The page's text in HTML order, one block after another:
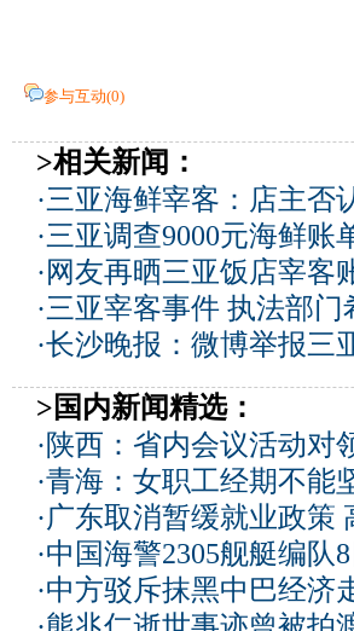
参与互动(0)
>相关新闻：
·三亚海鲜宰客：店主否
·三亚调查9000元海鲜账
· 网友再晒三亚饭店宰客
·三亚宰客事件 执法部
·长沙晚报：微博举报三
>国内新闻精选：
· 陕西：省内会议活动对
·青海：女职工经期不能
·广东取消暂缓就业政策
·中国海警2305舰艇编队
·中方驳斥抹黑中巴经济